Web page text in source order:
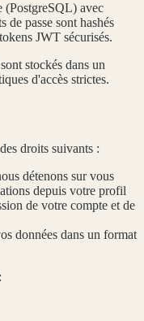
(PostgreSQL) avec
de passe sont hashés
JWT sécurisés.
stockés dans un
d'accès strictes.
droits suivants :
détenons sur vous
depuis votre profil
de votre compte et de
données dans un format